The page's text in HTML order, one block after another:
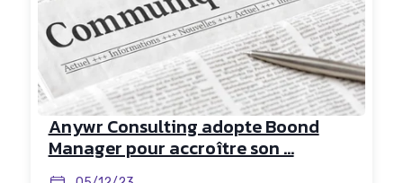
Anywr Consulting adopte Boond
Manager pour accroître son ...